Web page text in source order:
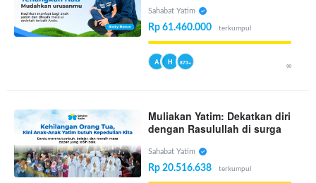
Sahabat Yatim
Rp 61.460.000 terkumpul
A H 873+ ∞
Muliakan Yatim: Dekatkan diri
dengan Rasulullah di surga
Sahabat Yatim
Rp 20.516.638 terkumpul